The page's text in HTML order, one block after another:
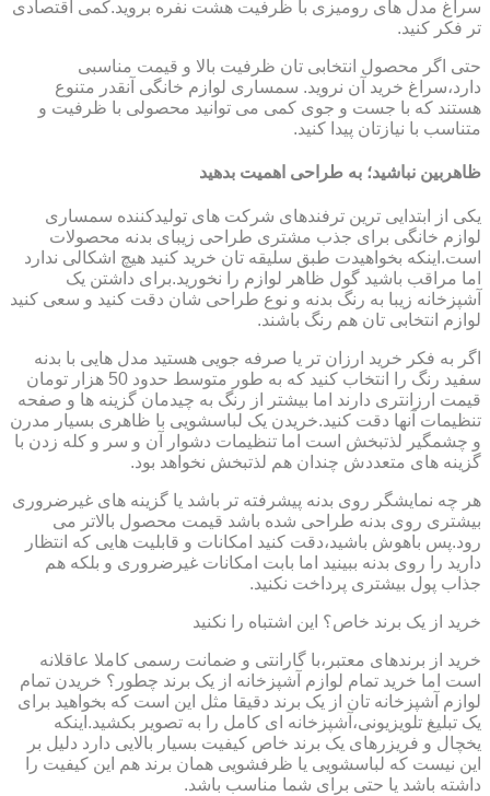
سراغ مدل های رومیزی با ظرفیت هشت نفره بروید.کمی اقتصادی
تر فکر کنید.
حتی اگر محصول انتخابی تان ظرفیت بالا و قیمت مناسبی
دارد،سراغ خرید آن نروید. سمساری لوازم خانگی آنقدر متنوع
هستند که با جست و جوی کمی می توانید محصولی با ظرفیت و
متناسب با نیازتان پیدا کنید.
ظاهربین نباشید؛ به طراحی اهمیت بدهید
یکی از ابتدایی ترین ترفندهای شرکت های تولیدکننده سمساری
لوازم خانگی برای جذب مشتری طراحی زیبای بدنه محصولات
است.اینکه بخواهیدت طبق سلیقه تان خرید کنید هیچ اشکالی ندارد
اما مراقب باشید گول ظاهر لوازم را نخورید.برای داشتن یک
آشپزخانه زیبا به رنگ بدنه و نوع طراحی شان دقت کنید و سعی کنید
لوازم انتخابی تان هم رنگ باشند.
اگر به فکر خرید ارزان تر یا صرفه جویی هستید مدل هایی با بدنه
سفید رنگ را انتخاب کنید که به طور متوسط حدود 50 هزار تومان
قیمت ارزانتری دارند اما بیشتر از رنگ به چیدمان گزینه ها و صفحه
تنظیمات آنها دقت کنید.خریدن یک لباسشویی با ظاهری بسیار مدرن
و چشمگیر لذتبخش است اما تنظیمات دشوار آن و سر و کله زدن با
گزینه های متعددش چندان هم لذتبخش نخواهد بود.
هر چه نمایشگر روی بدنه پیشرفته تر باشد یا گزینه های غیرضروری
بیشتری روی بدنه طراحی شده باشد قیمت محصول بالاتر می
رود.پس باهوش باشید،دقت کنید امکانات و قابلیت هایی که انتظار
دارید را روی بدنه ببینید اما بابت امکانات غیرضروری و بلکه هم
جذاب پول بیشتری پرداخت نکنید.
خرید از یک برند خاص؟ این اشتباه را نکنید
خرید از برندهای معتبر،با گارانتی و ضمانت رسمی کاملا عاقلانه
است اما خرید تمام لوازم آشپزخانه از یک برند چطور؟ خریدن تمام
لوازم آشپزخانه تان از یک برند دقیقا مثل این است که بخواهید برای
یک تبلیغ تلویزیونی،آشپزخانه ای کامل را به تصویر بکشید.اینکه
یخچال و فریزرهای یک برند خاص کیفیت بسیار بالایی دارد دلیل بر
این نیست که لباسشویی یا ظرفشویی همان برند هم این کیفیت را
داشته باشد یا حتی برای شما مناسب باشد.